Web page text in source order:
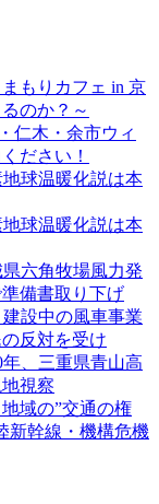
もりカフェ in 京
のか？～
仁木・余市ウィ
ださい！
球温暖化説は本
球温暖化説は本
六角牧場風力発
備書取り下げ
設中の風車事業
反対を受け
年、三重県青山高
視察
域の”交通の権
新幹線・機構危機